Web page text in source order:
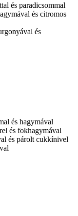
és paradicsommal
és citromos
és
és hagymával
és fokhagymával
és párolt cukkínivel